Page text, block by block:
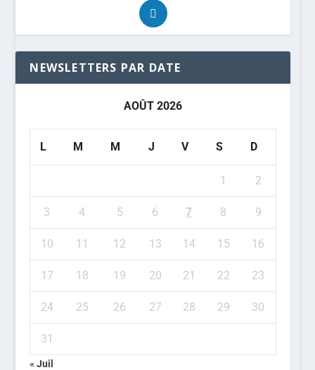
NEWSLETTERS PAR DATE
AOÛT 2026
L M M J V S D
1 2
3 4 5 6 7 8 9
10 11 12 13 14 15 16
17 18 19 20 21 22 23
24 25 26 27 28 29 30
31
« Juil